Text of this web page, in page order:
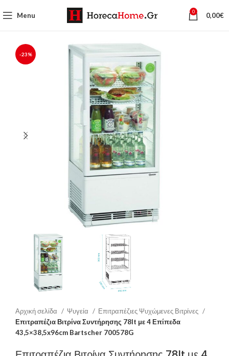
Menu 0 0,00€
-23%
Αρχική σελίδα Ψυγεία
Επιτραπέζιες Ψυχώμενες Βιτρίνες
Επιτραπέζια Βιτρίνα Συντήρησης 78lt με 4 Επίπεδα
43,5×38,5x96cm Bartscher 700578G